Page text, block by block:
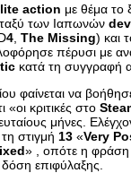
action με θέμα το
των Ιαπωνών
4 The Missing) και
πέρυσι με
κατά τη συγγραφή
φαίνεται να
κριτικές στο
μήνες.
στιγμή 13 «Very
» , οπότε η φράση
επιφύλαξης.